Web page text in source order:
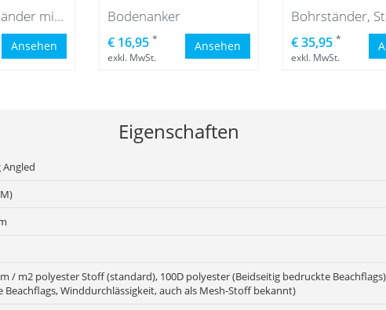
Luxe Kreuzständer mit grauer Wassersack
Ansehen
Bodenanker
€ 16,95 *
exkl. MwSt.
Ansehen
Bohrständer,
€ 35,95 *
exkl. MwSt.
Eigenschaften
Angled
/ m2 polyester Stoff (standard), 100D polyester (Beidseitig bedruckte
Beachflags, Winddurchlässigkeit, auch als Mesh-Stoff bekannt)